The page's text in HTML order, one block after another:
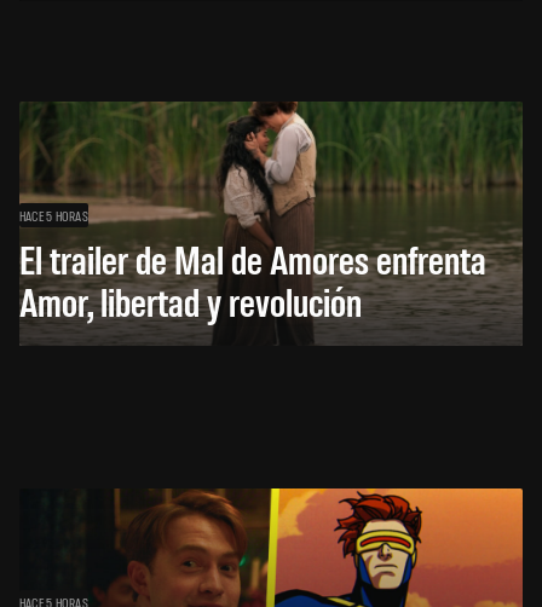
HACE 5 HORAS
El trailer de Mal de Amores enfrenta
Amor, libertad y revolución
HACE 5 HORAS